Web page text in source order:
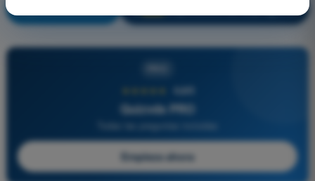
4,6/5
Quizvds PRO
Empieza ahora